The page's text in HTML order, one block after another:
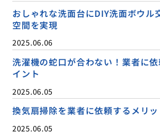
おしゃれな洗面台にDIY洗面ボウル
空間を実現
2025.06.06
洗濯機の蛇口が合わない！業者に
イント
2025.06.05
換気扇掃除を業者に依頼するメリ
2025.06.05